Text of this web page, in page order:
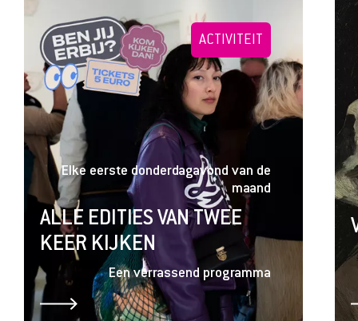
TENTOONSTELLINGEN
Altijd te zien
VAN GOGH IN BRABANT
Het Brabantse land, de mensen en het
leven dat hem voorgoed vormde